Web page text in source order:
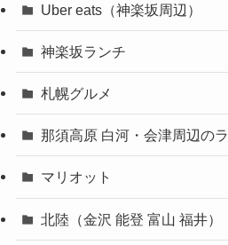
Uber eats（神楽坂周辺）
神楽坂ランチ
札幌グルメ
那須高原 白河・会津周辺の
マリオット
北陸（金沢 能登 富山 福井）